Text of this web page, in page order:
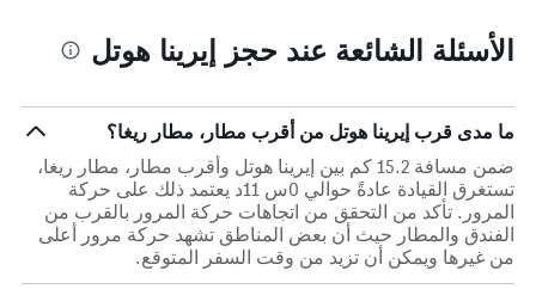
الأسئلة الشائعة عند حجز إيرينا هوتل
ما مدى قرب إيرينا هوتل من أقرب مطار، مطار ريغا؟
ضمن مسافة 15.2 كم بين إيرينا هوتل وأقرب مطار، مطار ريغا،
تستغرق القيادة عادةً حوالي 0س 11د يعتمد ذلك على حركة
المرور. تأكد من التحقق من اتجاهات حركة المرور بالقرب من
الفندق والمطار حيث أن بعض المناطق تشهد حركة مرور أعلى
من غيرها ويمكن أن تزيد من وقت السفر المتوقع.